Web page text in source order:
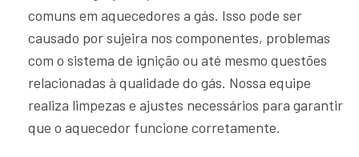
comuns em aquecedores a gás. Isso pode ser
causado por sujeira nos componentes, problemas
com o sistema de ignição ou até mesmo questões
relacionadas à qualidade do gás. Nossa equipe
realiza limpezas e ajustes necessários para garantir
que o aquecedor funcione corretamente.